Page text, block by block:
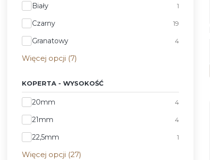
Koperta - Kolor
Biały 1
Czarny 19
Granatowy 4
Więcej opcji (7)
KOPERTA - WYSOKOŚĆ
Koperta - Wysokość
20mm 4
21mm 4
22,5mm 1
Więcej opcji (27)